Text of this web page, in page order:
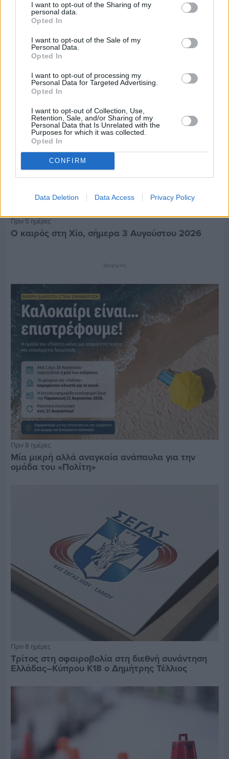
I want to opt-out of the Sharing of my
personal data.
Opted In
I want to opt-out of the Sale of my
Personal Data.
Opted In
I want to opt-out of processing my
Personal Data for Targeted Advertising.
Opted In
I want to opt-out of Collection, Use,
Retention, Sale, and/or Sharing of my
Personal Data that Is Unrelated with the
Purposes for which it was collected.
Opted In
CONFIRM
Data Deletion Data Access Privacy Policy
Πριν 5 ημέρες
Ανδρεάδειο Γυμνάσιο Βροντάδου
Πριν 5 ημέρες
Ο καιρός στη Χίο, σήμερα 3 Αυγούστου 2026
Διαφήμιση
Πριν 8 ημέρες
Μία μικρή αλλά αναγκαία ανάπαυλα για την
ομάδα του «Πολίτη»
Πριν 8 ημέρες
Τρίτος στη σφαιροβολία στη διεθνή συνάντηση
Ελλάδας–Κύπρου Κ18 ο Δημήτρης Τέλλιος